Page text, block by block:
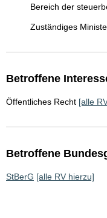
Bereich der
Zuständiges
Betroffene
Öffentliches Recht [alle
Betroffene
StBerG [alle RV hierzu]